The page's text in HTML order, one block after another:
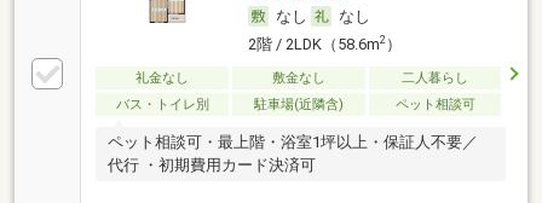
なし
なし
2階 / 2LDK（58.6m2）
礼金なし 敷金なし
二人暮らし
バス・トイレ別
駐車場(近隣含) ペット相談可
ペット相談可・最上階・浴室1坪以上・保証人不要／
代行 ・初期費用カード決済可